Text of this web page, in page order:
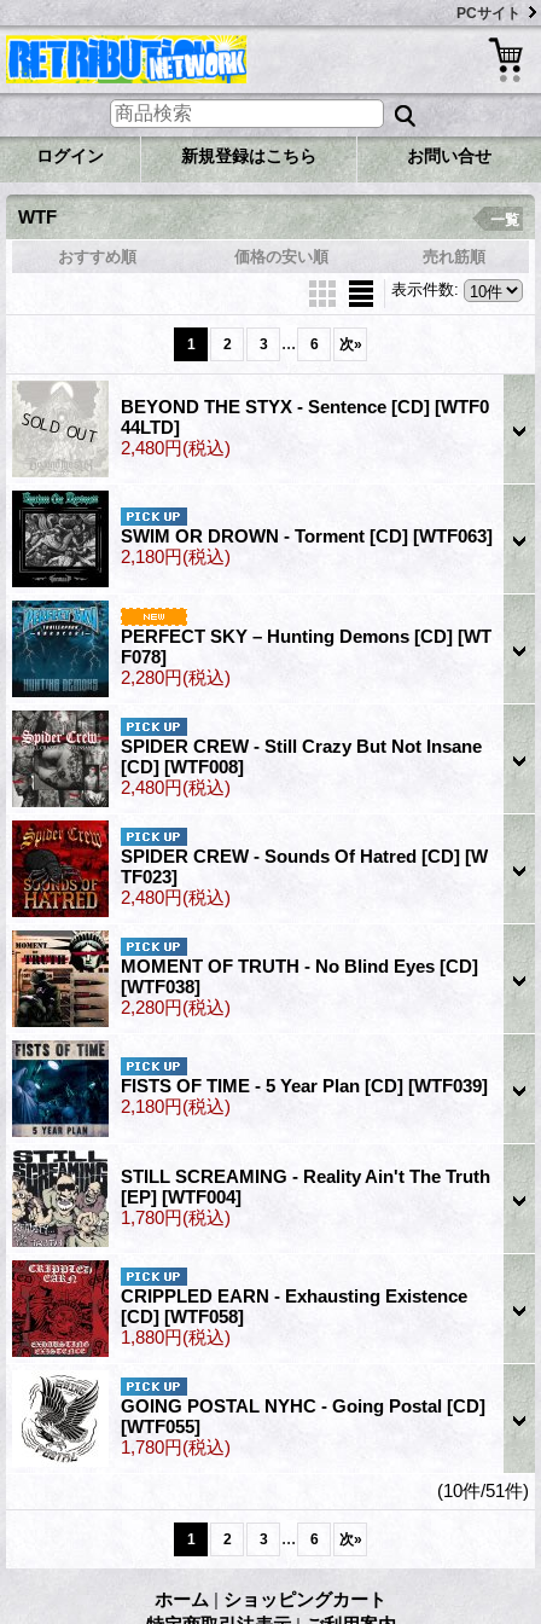
PCサイト
ログイン 新規登録はこちら お問い合せ
WTF 一覧
おすすめ順 価格の安い順
売れ筋順
表示件数:
1 2 3 ... 6 次»
BEYOND THE STYX - Sentence [CD] [WTF0
44LTD]
2,480円(税込)
SWIM OR DROWN - Torment [CD] [WTF063]
2,180円(税込)
PERFECT SKY – Hunting Demons [CD] [WT
F078]
2,280円(税込)
SPIDER CREW - Still Crazy But Not Insane
[CD] [WTF008]
2,480円(税込)
SPIDER CREW - Sounds Of Hatred [CD] [W
TF023]
2,480円(税込)
MOMENT OF TRUTH - No Blind Eyes [CD]
[WTF038]
2,280円(税込)
FISTS OF TIME - 5 Year Plan [CD] [WTF039]
2,180円(税込)
STILL SCREAMING - Reality Ain't The Truth
[EP] [WTF004]
1,780円(税込)
CRIPPLED EARN - Exhausting Existence
[CD] [WTF058]
1,880円(税込)
GOING POSTAL NYHC - Going Postal [CD]
[WTF055]
1,780円(税込)
(10件/51件)
1 2 3 ... 6 次»
ホーム | ショッピングカート